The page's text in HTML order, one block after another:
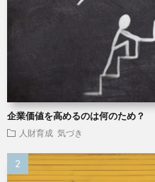
企業価値を高めるのは何のため？
人財育成 気づき